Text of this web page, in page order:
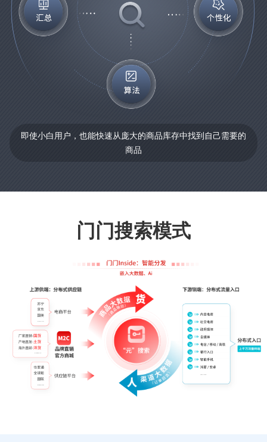
即使小白用户，也能快速从庞大的商品库存中找到自己需要的
商品
门门搜索模式